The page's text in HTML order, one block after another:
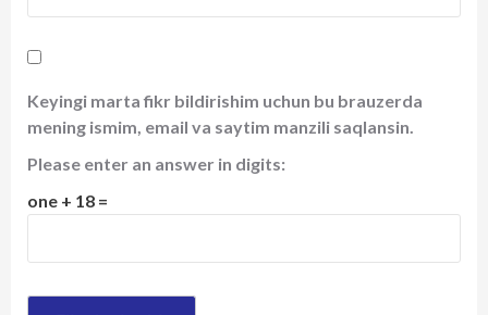
Keyingi marta fikr bildirishim uchun bu brauzerda
mening ismim, email va saytim manzili saqlansin.
Please enter an answer in digits:
one + 18 =